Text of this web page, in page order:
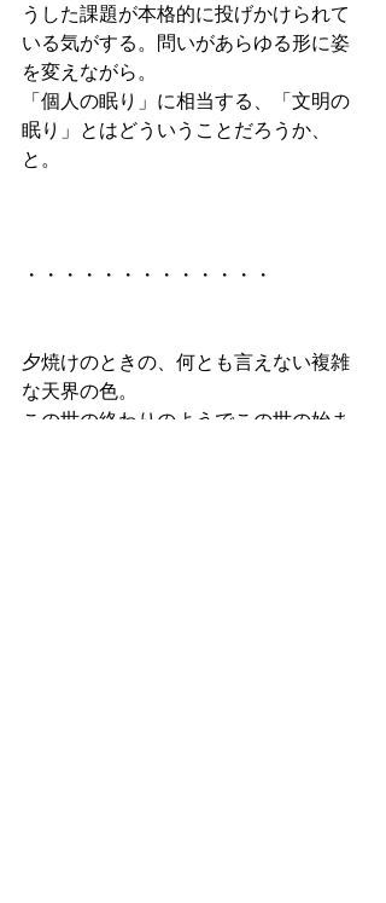
うした課題が本格的に投げかけられて
いる気がする。問いがあらゆる形に姿
を変えながら。
「個人の眠り」に相当する、「文明の
眠り」とはどういうことだろうか、
と。
・・・・・・・・・・・・・
夕焼けのときの、何とも言えない複雑
な天界の色。
この世の終わりのようでこの世の始ま